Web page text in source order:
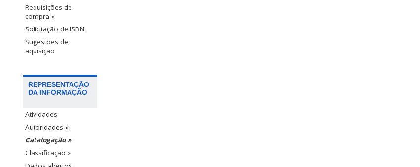
Requisições de
compra »
Solicitação de ISBN
Sugestões de
aquisição
REPRESENTAÇÃO
DA INFORMAÇÃO
Atividades
Autoridades »
Catalogação »
Classificação »